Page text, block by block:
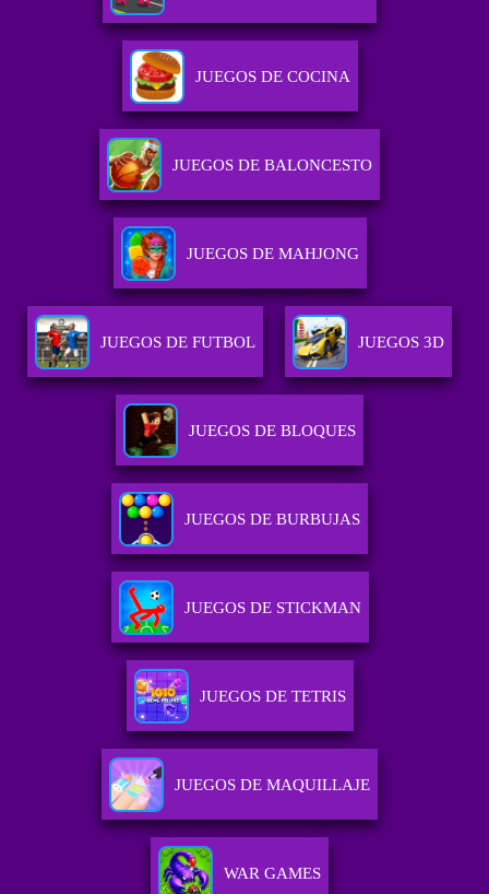
JUEGOS DE COCINA
JUEGOS DE BALONCESTO
JUEGOS DE MAHJONG
JUEGOS DE FUTBOL JUEGOS 3D
JUEGOS DE BLOQUES
JUEGOS DE BURBUJAS
JUEGOS DE STICKMAN
JUEGOS DE TETRIS
JUEGOS DE MAQUILLAJE
WAR GAMES